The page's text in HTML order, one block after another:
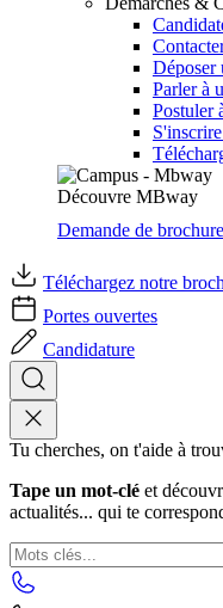
Déposer
Parler à
Postuler
Découvre MBway
Demande de brochure
Téléchargez notre
Portes ouvertes
Candidature
Tu cherches, on t'aide à
Tape un mot-clé et
actualités... qui te